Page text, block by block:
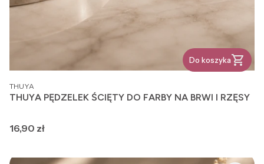
Do koszyka
PRODUCENT
THUYA
THUYA PĘDZELEK ŚCIĘTY DO FARBY NA BRWI I RZĘSY
Cena
16,90 zł